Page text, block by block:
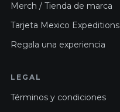
Merch / Tienda de marca
Tarjeta Mexico Expeditions
Regala una experiencia
LEGAL
Términos y condiciones